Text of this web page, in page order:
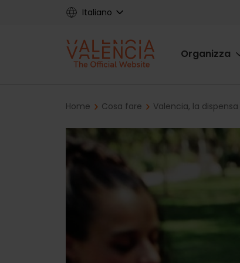
Italiano
Main
Organizza
Breadcrumb
Home Cosa fare Valencia, la